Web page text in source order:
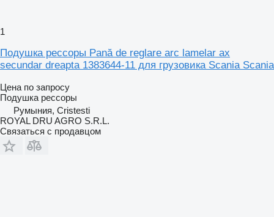
1
Подушка рессоры Pană de reglare arc lamelar ax
secundar dreapta 1383644-11 для грузовика Scania Scania
Цена по запросу
Подушка рессоры
Румыния, Cristesti
ROYAL DRU AGRO S.R.L.
Связаться с продавцом